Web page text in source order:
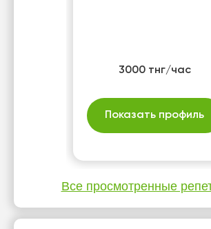
3000 тнг/час
Показать профиль
Все просмотренные